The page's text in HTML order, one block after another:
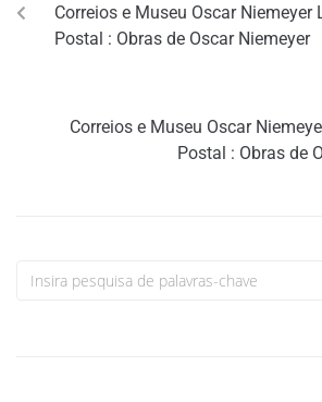
Correios e Museu Oscar Niemeyer
Postal : Obras de Oscar Niemeyer
Correios e Museu Oscar
Postal : Obras de